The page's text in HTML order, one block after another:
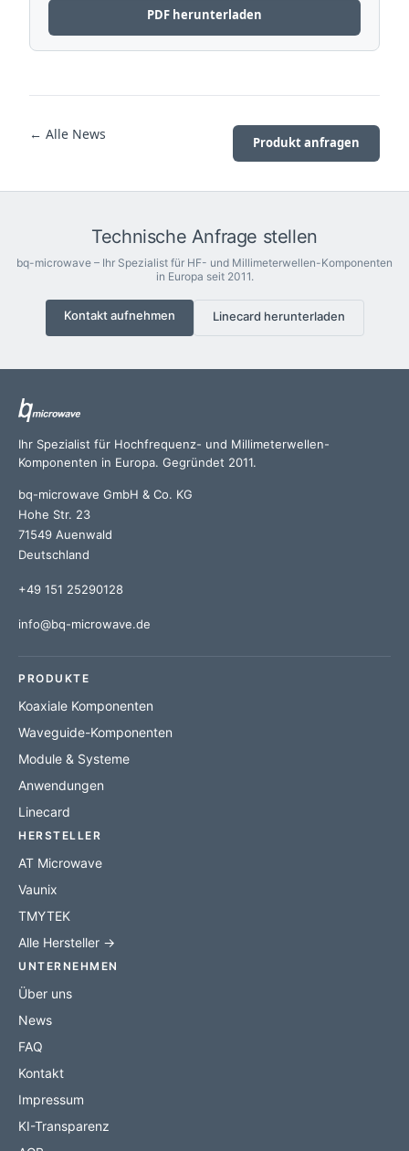
PDF herunterladen
← Alle News Produkt anfragen
Technische Anfrage stellen
bq-microwave – Ihr Spezialist für HF- und Millimeterwellen-Komponenten
in Europa seit 2011.
Kontakt aufnehmen Linecard herunterladen
Ihr Spezialist für Hochfrequenz- und Millimeterwellen-
Komponenten in Europa. Gegründet 2011.
bq-microwave GmbH & Co. KG
Hohe Str. 23
71549 Auenwald
Deutschland
+49 151 25290128
info@bq-microwave.de
PRODUKTE
Koaxiale Komponenten
Waveguide-Komponenten
Module & Systeme
Anwendungen
Linecard
HERSTELLER
AT Microwave
Vaunix
TMYTEK
Alle Hersteller →
UNTERNEHMEN
Über uns
News
FAQ
Kontakt
Impressum
KI-Transparenz